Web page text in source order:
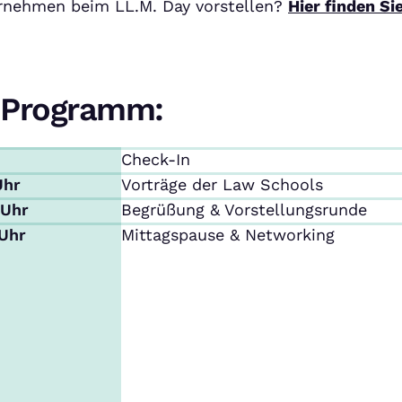
beim LL.M. Day vorstellen? Hier finden
Programm:
Check-In
Vorträge der Law Schools
Begrüßung & Vorstellungsrunde
Mittagspause & Networking